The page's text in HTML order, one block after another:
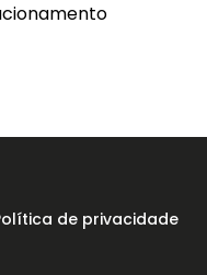
de privacidade